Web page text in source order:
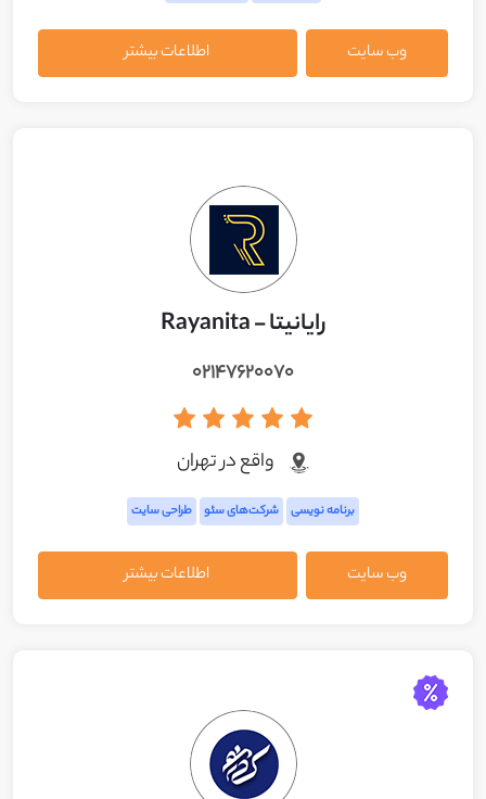
وب سایت اطلاعات بیشتر
رایانیتا - Rayanita
۰۲۱۴۷۶۲۰۰۷۰
واقع در تهران
برنامه نویسی شرکت‌های سئو طراحی سایت
وب سایت اطلاعات بیشتر